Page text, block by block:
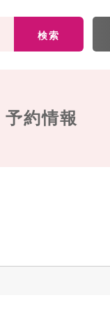
検索
約情報